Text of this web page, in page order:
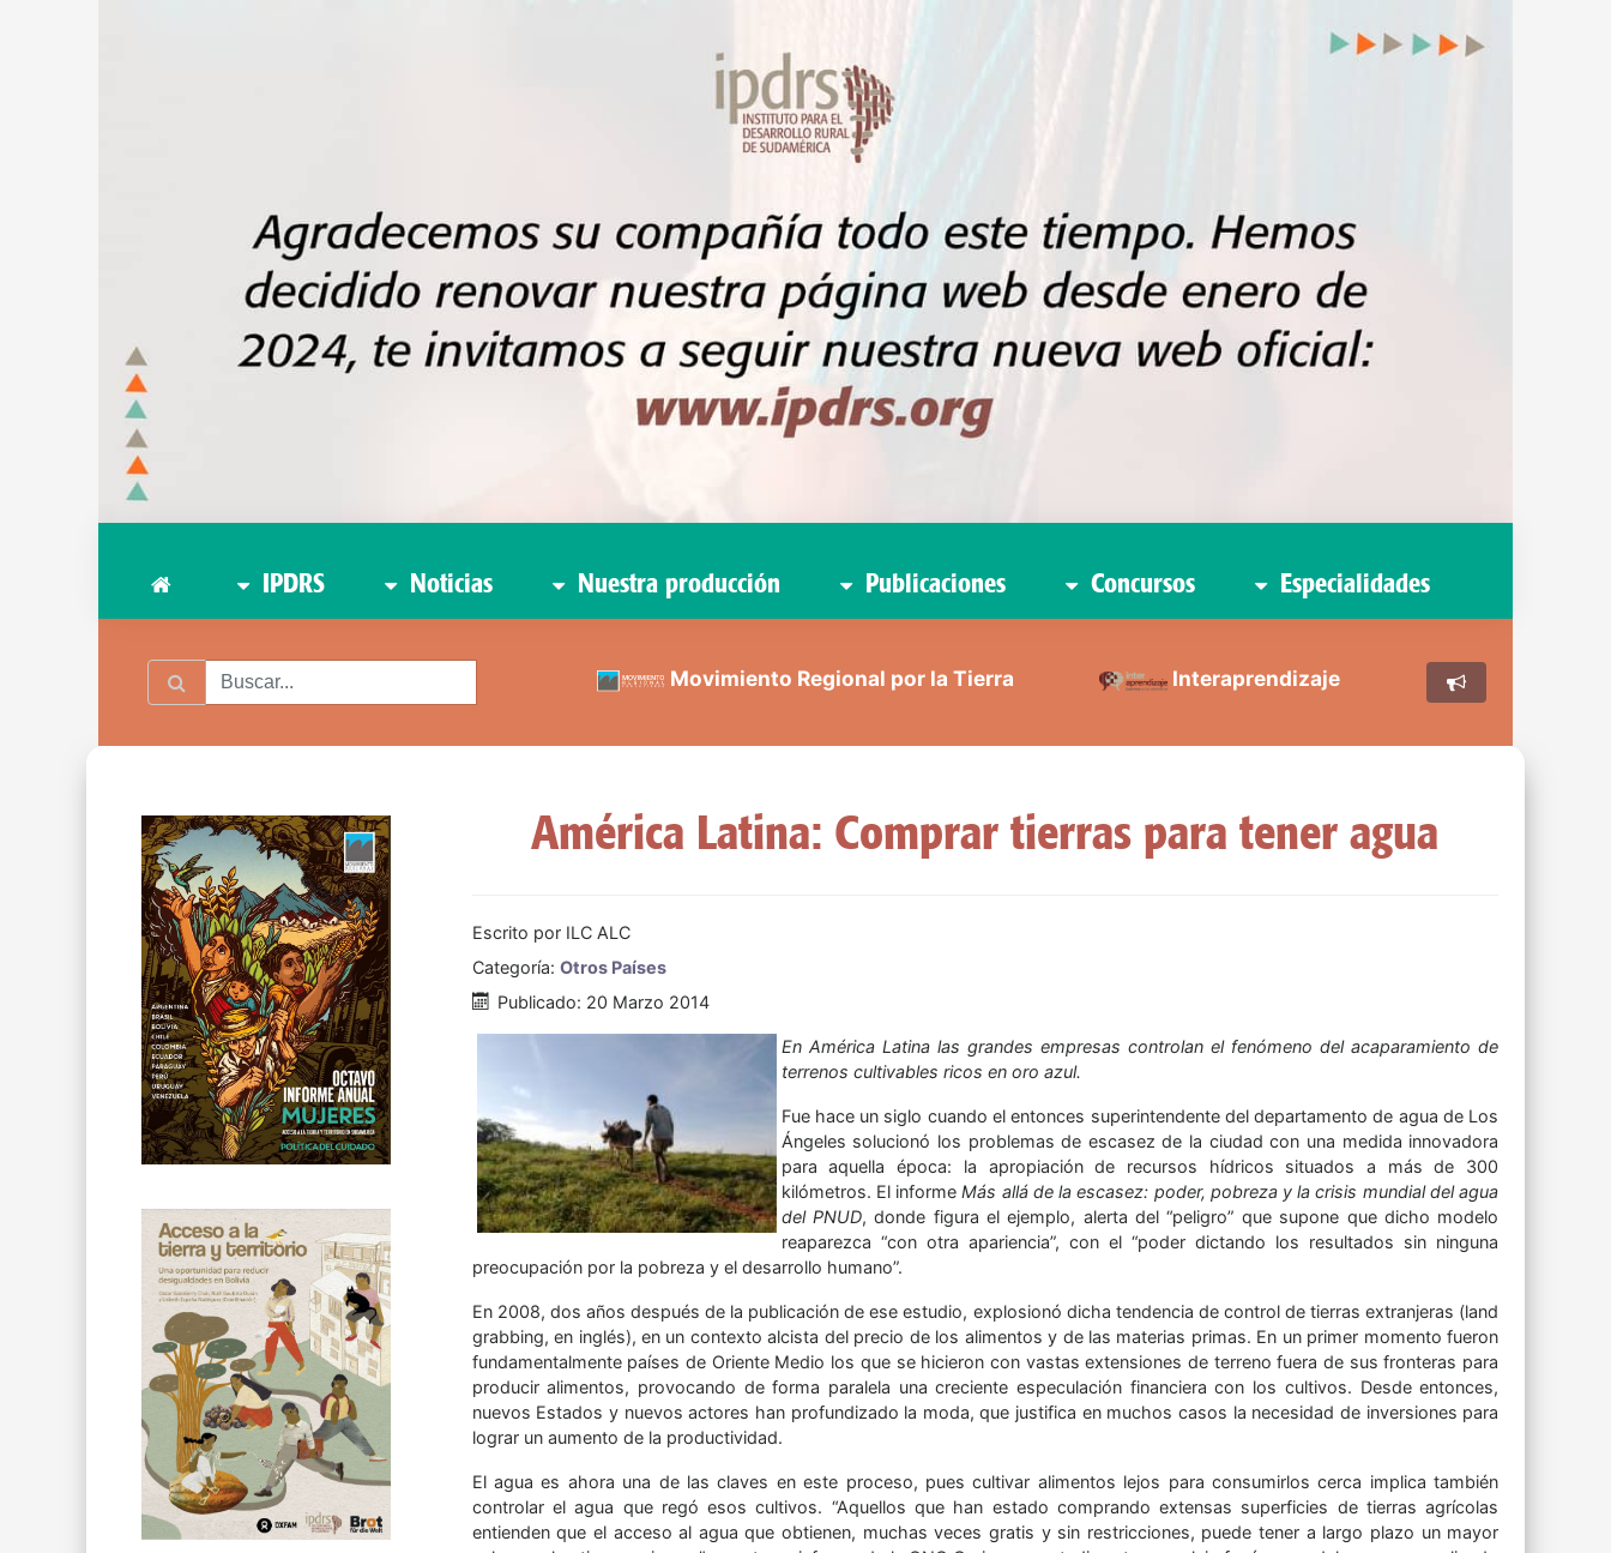
IPDRS Noticias Nuestra producción Publicaciones Concursos Especialidades
Movimiento Regional por la Tierra Interaprendizaje
América Latina: Comprar tierras para tener agua
Escrito por ILC ALC
Categoría: Otros Países
Publicado: 20 Marzo 2014
En América Latina las grandes empresas controlan el fenómeno del acaparamiento de
terrenos cultivables ricos en oro azul.
Fue hace un siglo cuando el entonces superintendente del departamento de agua de Los
Ángeles solucionó los problemas de escasez de la ciudad con una medida innovadora
para aquella época: la apropiación de recursos hídricos situados a más de 300
kilómetros. El informeMás allá de la escasez: poder, pobreza y la crisis mundial del agua
del PNUD, donde figura el ejemplo, alerta del “peligro” que supone que dicho modelo
reaparezca “con otra apariencia”, con el “poder dictando los resultados sin ninguna
preocupación por la pobreza y el desarrollo humano”.
En 2008, dos años después de la publicación de ese estudio, explosionó dicha tendencia de control de tierras extranjeras (land
grabbing, en inglés), en un contexto alcista del precio de los alimentos y de las materias primas. En un primer momento fueron
fundamentalmente países de Oriente Medio los que se hicieron con vastas extensiones de terreno fuera de sus fronteras para
producir alimentos, provocando de forma paralela una creciente especulación financiera con los cultivos. Desde entonces,
nuevos Estados y nuevos actores han profundizado la moda, que justifica en muchos casos la necesidad de inversiones para
lograr un aumento de la productividad.
El agua es ahora una de las claves en este proceso, pues cultivar alimentos lejos para consumirlos cerca implica también
controlar el agua que regó esos cultivos. “Aquellos que han estado comprando extensas superficies de tierras agrícolas
entienden que el acceso al agua que obtienen, muchas veces gratis y sin restricciones, puede tener a largo plazo un mayor